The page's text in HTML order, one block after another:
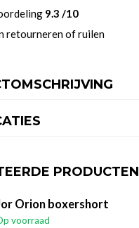
9.3 /10
retourneren of ruilen
PRODUCTEN
Orion boxershort
voorraad